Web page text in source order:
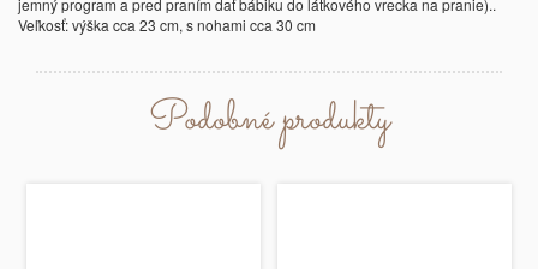
jemný program a pred praním dať bábiku do látkového vrecka na pranie)..
Veľkosť: výška cca 23 cm, s nohami cca 30 cm
Podobné produkty